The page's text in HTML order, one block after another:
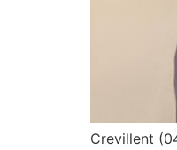
Crevillent